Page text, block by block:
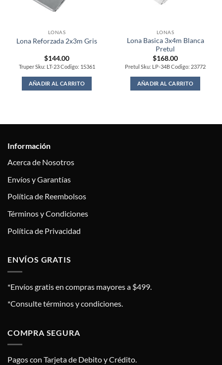
LONAS
Lona Reforzada 2x3m Gris
$144.00
Truper Sku: LT-23 Codigo: 15361
AÑADIR AL CARRITO
LONAS
Lona Basica 3x4m Blanca
Pretul
$168.00
Pretul Sku: LP-34B Codigo: 23772
AÑADIR AL CARRITO
Información
Acerca de Nosotros
Envíos y Garantías
Política de Reembolsos
Términos y Condiciones
Política de Privacidad
ENVÍOS GRATIS
*Envíos gratis en compras mayores a $499.
*Consulte términos y condiciones.
COMPRA SEGURA
Pagos con Tarjeta de Debito y Crédito.